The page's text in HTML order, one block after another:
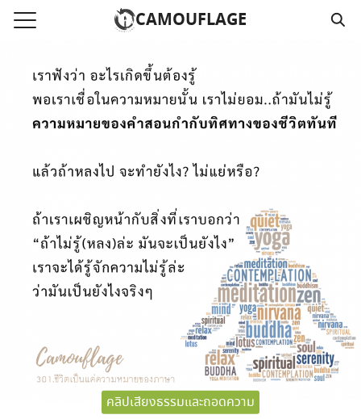
Skip
CAMOUFLAGE
หลด MP3
สือออนไลน์
for:
คลิปเสียงธรรมและถอดความ